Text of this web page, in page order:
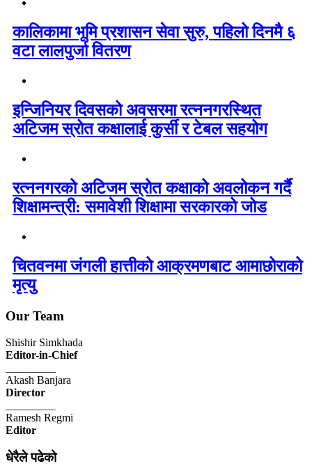
कालिकामा भूमि प्रशासन सेवा सुरु, पहिलो दिनमै ६
वटा लालपुर्जा वितरण
इन्जिनियर दिवसको अवसरमा रत्ननगरस्थित
अटिजम स्रोत कक्षालाई कुर्सी र टेबल सहयोग
रत्ननगरको अटिजम स्रोत कक्षाको अवलोकन गर्दै
शिक्षामन्त्री: समावेशी शिक्षामा सरकारको जोड
चितवनमा जंगली हात्तीको आक्रमणबाट आमाछोराको
मृत्यु
Our Team
Shishir Simkhada
Editor-in-Chief
Akash Banjara
Director
Ramesh Regmi
Editor
धेरैले पढेको